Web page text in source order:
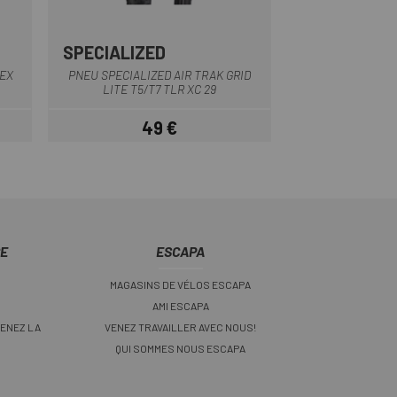
Noir
SPECIALIZED
PNEU SPECIALIZED AIR TRAK GRID
LITE T5/T7 TLR XC 29
Prix
49 €
LA
ESCAPA
MAGASINS DE VÉLOS ESCAPA
AMI ESCAPA
VENEZ TRAVAILLER AVEC NOUS!
QUI SOMMES NOUS ESCAPA